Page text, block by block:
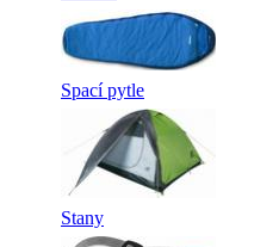
Spací pytle
Stany